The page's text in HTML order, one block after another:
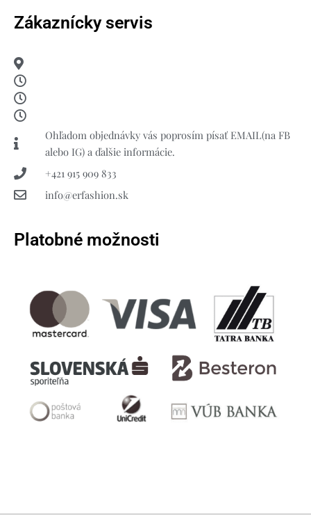
Zákaznícky servis
Ohľadom objednávky vás poprosím písať EMAIL(na FB
alebo IG) a ďalšie informácie.
+421 915 909 833
info@erfashion.sk
Platobné možnosti